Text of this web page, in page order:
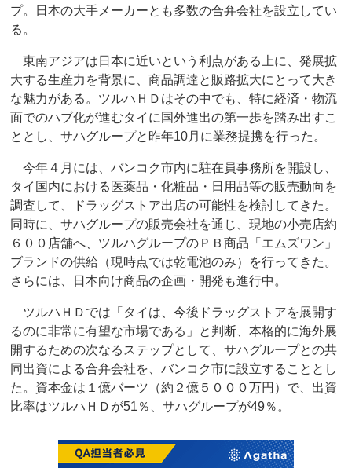
プ。日本の大手メーカーとも多数の合弁会社を設立してい
る。
東南アジアは日本に近いという利点がある上に、発展拡
大する生産力を背景に、商品調達と販路拡大にとって大き
な魅力がある。ツルハＨＤはその中でも、特に経済・物流
面でのハブ化が進むタイに国外進出の第一歩を踏み出すこ
ととし、サハグループと昨年10月に業務提携を行った。
今年４月には、バンコク市内に駐在員事務所を開設し、
タイ国内における医薬品・化粧品・日用品等の販売動向を
調査して、ドラッグストア出店の可能性を検討してきた。
同時に、サハグループの販売会社を通じ、現地の小売店約
６００店舗へ、ツルハグループのＰＢ商品「エムズワン」
ブランドの供給（現時点では乾電池のみ）を行ってきた。
さらには、日本向け商品の企画・開発も進行中。
ツルハＨＤでは「タイは、今後ドラッグストアを展開す
るのに非常に有望な市場である」と判断、本格的に海外展
開するための次なるステップとして、サハグループとの共
同出資による合弁会社を、バンコク市に設立することとし
た。資本金は１億バーツ（約２億５０００万円）で、出資
比率はツルハＨＤが51％、サハグループが49％。